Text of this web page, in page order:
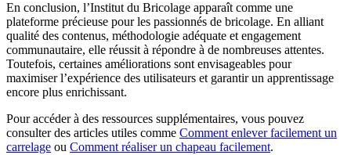
En conclusion, l’Institut du Bricolage apparaît comme une
plateforme précieuse pour les passionnés de bricolage. En alliant
qualité des contenus, méthodologie adéquate et engagement
communautaire, elle réussit à répondre à de nombreuses attentes.
Toutefois, certaines améliorations sont envisageables pour
maximiser l’expérience des utilisateurs et garantir un apprentissage
encore plus enrichissant.
Pour accéder à des ressources supplémentaires, vous pouvez
consulter des articles utiles comme Comment enlever facilement un
carrelage ou Comment réaliser un chapeau facilement.